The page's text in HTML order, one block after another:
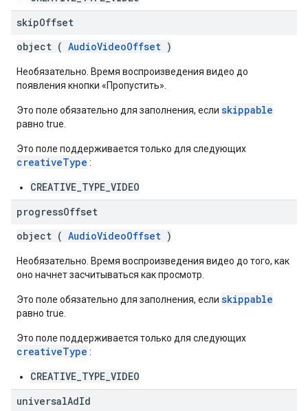
skipOffset
object ( AudioVideoOffset )
Необязательно. Время воспроизведения видео до
появления кнопки «Пропустить».
Это поле обязательно для заполнения, если skippable
равно true.
Это поле поддерживается только для следующих
creativeType :
CREATIVE_TYPE_VIDEO
progressOffset
object ( AudioVideoOffset )
Необязательно. Время воспроизведения видео до того, как
оно начнет засчитываться как просмотр.
Это поле обязательно для заполнения, если skippable
равно true.
Это поле поддерживается только для следующих
creativeType :
CREATIVE_TYPE_VIDEO
universalAdId